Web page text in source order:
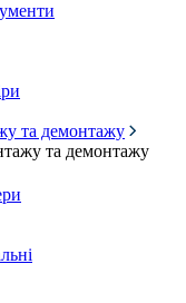
та демонтажу
та демонтажу